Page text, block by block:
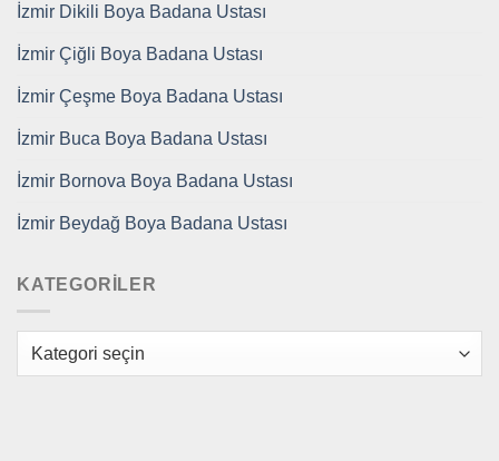
İzmir Dikili Boya Badana Ustası
İzmir Çiğli Boya Badana Ustası
İzmir Çeşme Boya Badana Ustası
İzmir Buca Boya Badana Ustası
İzmir Bornova Boya Badana Ustası
İzmir Beydağ Boya Badana Ustası
KATEGORILER
Kategoriler